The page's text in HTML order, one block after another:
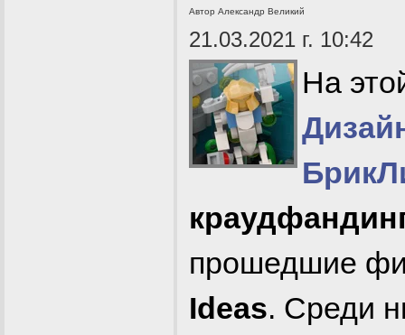
Автор Александр Великий
21.03.2021 г. 10:42
На
прошедшие
Ideas. Среди